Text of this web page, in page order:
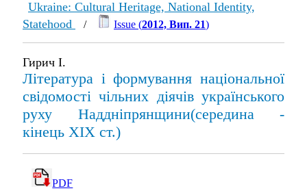
Ukraine: Cultural Heritage, National Identity,
Statehood
/ Issue (2012, Вип. 21)
Гирич І.
Література і формування національної
свідомості чільних діячів українського
руху Наддніпрянщини(середина -
кінець ХІХ ст.)
PDF